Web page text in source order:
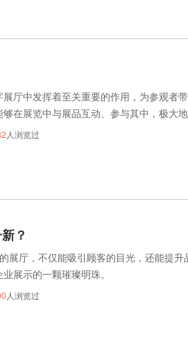
中发挥着至关重要的作用，为参观者
在展览中与展品互动、参与其中，极大
人浏览过
？
厅，不仅能吸引顾客的目光，还能提升
展示的一颗璀璨明珠。
人浏览过